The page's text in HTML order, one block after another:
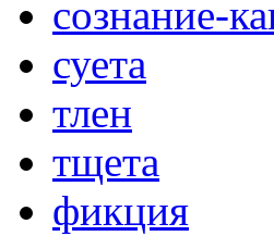
сознание-
суета
тлен
тщета
фикция